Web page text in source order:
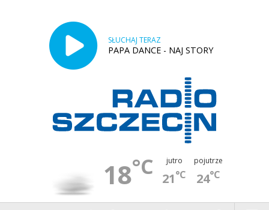
SŁUCHAJ TERAZ
PAPA DANCE - NAJ STORY
18°C jutro
21°C
pojutrze
24°C